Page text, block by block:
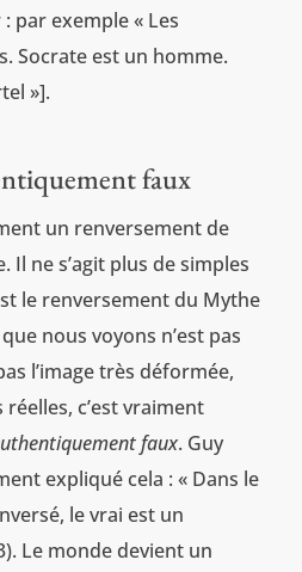
par exemple « Les
Socrate est un homme.
»].
faux
un renversement de
Il ne s’agit plus de simples
le renversement du Mythe
nous voyons n’est pas
l’image très déformée,
c’est vraiment
faux. Guy
expliqué cela : « Dans le
le vrai est un
Le monde devient un